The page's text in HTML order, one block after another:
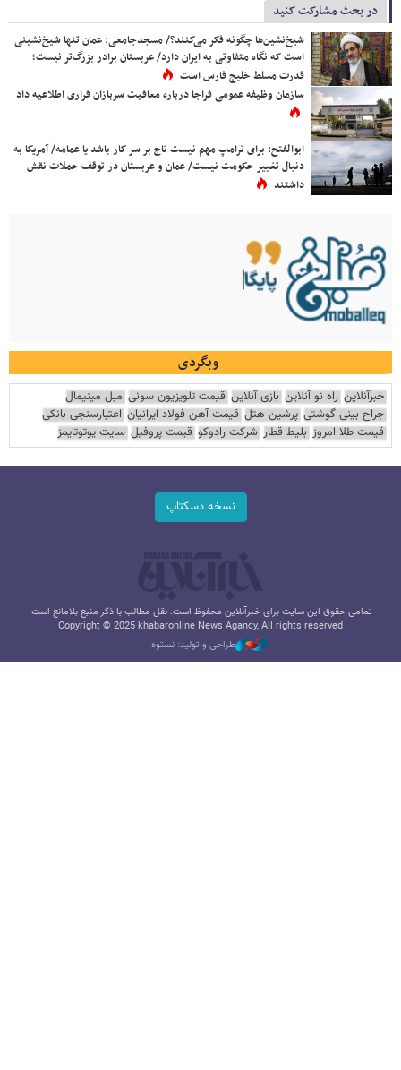
در بحث مشارکت کنید
شیخ‌نشین‌ها چگونه فکر می‌کنند؟/ مسجدجامعی: عمان تنها شیخ‌نشینی
است که نگاه متفاوتی به ایران دارد/ عربستان برادر بزرگ‌تر نیست؛
قدرت مسلط خلیج فارس است
سازمان وظیفه عمومی فراجا درباره معافیت سربازان فراری اطلاعیه داد
ابوالفتح: برای ترامپ مهم نیست تاج بر سر کار باشد یا عمامه/ آمریکا به
دنبال تغییر حکومت نیست/ عمان و عربستان در توقف حملات نقش
داشتند
وبگردی
خبرآنلاین راه نو آنلاین بازی آنلاین قیمت تلویزیون سونی مبل مینیمال
جراح بینی گوشتی پرشین هتل قیمت آهن فولاد ایرانیان اعتبارسنجی بانکی
قیمت طلا امروز بلیط قطار شرکت رادوکو قیمت پروفیل سایت یوتوتایمز
نسخه دسکتاپ
تمامی حقوق این سایت برای خبرآنلاین محفوظ است. نقل مطالب با ذکر منبع بلامانع است.
Copyright © 2025 khabaronline News Agancy, All rights reserved
طراحی و تولید: نستوه